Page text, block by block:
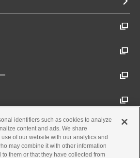
identifiers such as cookies to analyze
content and ads. We share
of our website with our analytics and
may combine it with other information
them or that they have collected from